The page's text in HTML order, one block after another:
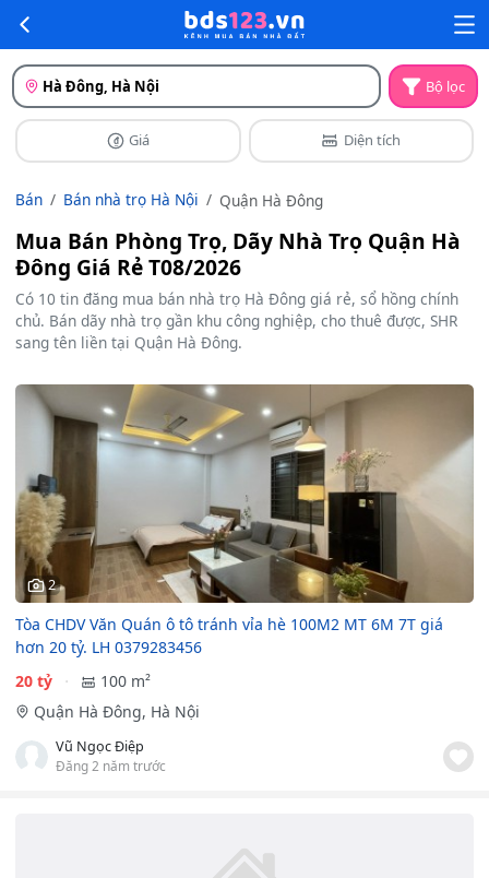
Hà Đông, Hà Nội Bộ lọc
Giá Diện tích
Bán Bán nhà trọ Hà Nội Quận Hà Đông
Mua Bán Phòng Trọ, Dãy Nhà Trọ Quận Hà
Đông Giá Rẻ T08/2026
Có 10 tin đăng mua bán nhà trọ Hà Đông giá rẻ, sổ hồng chính
chủ. Bán dãy nhà trọ gần khu công nghiệp, cho thuê được, SHR
sang tên liền tại Quận Hà Đông.
2
Tòa CHDV Văn Quán ô tô tránh vỉa hè 100M2 MT 6M 7T giá
hơn 20 tỷ. LH 0379283456
20 tỷ
100 m²
Quận Hà Đông, Hà Nội
Vũ Ngọc Điệp
Đăng 2 năm trước